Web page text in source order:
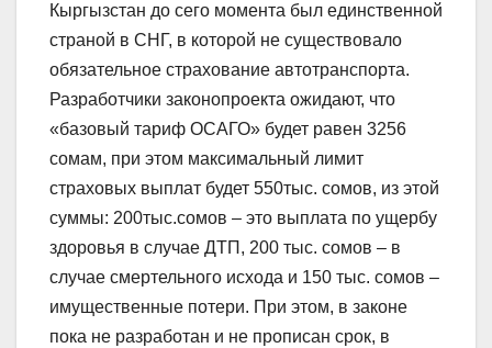
Кыргызстан до сего момента был единственной
страной в СНГ, в которой не существовало
обязательное страхование автотранспорта.
Разработчики законопроекта ожидают, что
«базовый тариф ОСАГО» будет равен 3256
сомам, при этом максимальный лимит
страховых выплат будет 550тыс. сомов, из этой
суммы: 200тыс.сомов – это выплата по ущербу
здоровья в случае ДТП, 200 тыс. сомов – в
случае смертельного исхода и 150 тыс. сомов –
имущественные потери. При этом, в законе
пока не разработан и не прописан срок, в